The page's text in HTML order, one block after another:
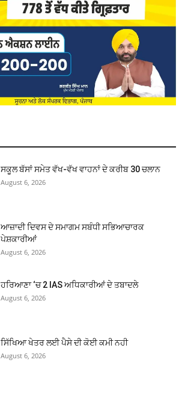
ਸਕੂਲ ਬੱਸਾਂ ਸਮੇਤ ਵੱਖ-ਵੱਖ ਵਾਹਨਾਂ ਦੇ ਕਰੀਬ 30 ਚਲਾਨ
August 6, 2026
ਆਜ਼ਾਦੀ ਦਿਵਸ ਦੇ ਸਮਾਗਮ ਸਬੰਧੀ ਸਭਿਆਚਾਰਕ
ਪੇਸ਼ਕਾਰੀਆਂ
August 6, 2026
ਹਰਿਆਣਾ ‘ਚ 2 IAS ਅਧਿਕਾਰੀਆਂ ਦੇ ਤਬਾਦਲੇ
August 6, 2026
ਸਿੱਖਿਆ ਖੇਤਰ ਲਈ ਪੈਸੇ ਦੀ ਕੋਈ ਕਮੀ ਨਹੀ
August 6, 2026